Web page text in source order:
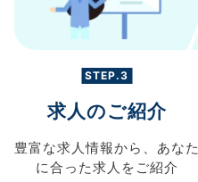
STEP.3
求人のご紹介
豊富な求人情報から、 あなた
に合った求人を ご紹介